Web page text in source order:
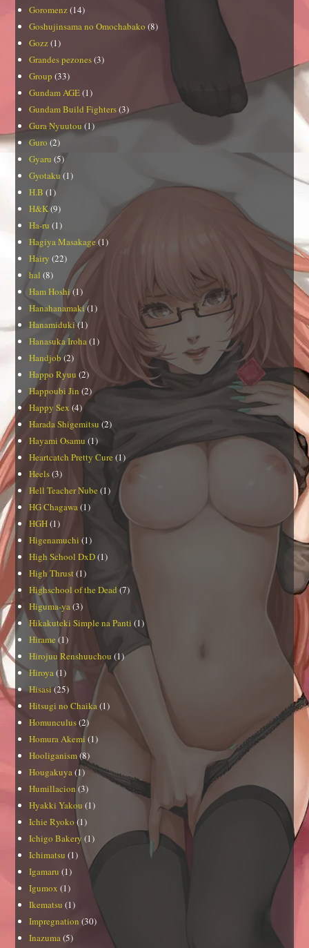
Goromenz(14)
Goshujinsama no Omochabako (8)
Gozz(1)
Grandes pezones(3)
Group (33)
Gundam AGE(1)
Gundam Build Fighters(3)
Gura Nyuutou (1)
Guro (2)
Gyaru (5)
Gyotaku (1)
H.B (1)
H&K(9)
Ha-ru (1)
Hagiya Masakage(1)
Hairy (22)
hal (8)
Ham Hoshi(1)
Hanahanamaki(1)
Hanamiduki(1)
Hanasuka Iroha (1)
Handjob (2)
Happo Ryuu (2)
Happoubi Jin (2)
Happy Sex (4)
Harada Shigemitsu (2)
Hayami Osamu (1)
Heartcatch Pretty Cure (1)
Heels(3)
Hell Teacher Nube (1)
HG Chagawa (1)
HGH(1)
Higenamuchi (1)
High School DxD(1)
High Thrust (1)
Highschool of the Dead (7)
Higuma-ya (3)
Hikakuteki Simple na Panti (1)
Hirame (1)
Hirojuu Renshuuchou (1)
Hiroya (1)
Hisasi(25)
Hitsugi no Chaika (1)
Homunculus(2)
Homura Akemi (1)
Hooliganism(8)
Hougakuya (1)
Humillacion (3)
Hyakki Yakou (1)
Ichie Ryoko (1)
Ichigo Bakery (1)
Ichimatsu (1)
Igamaru (1)
Igumox (1)
Ikematsu (1)
Impregnation (30)
Inazuma (5)